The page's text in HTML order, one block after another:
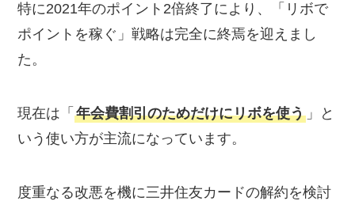
特に2021年のポイント2倍終了により、「リボで
ポイントを稼ぐ」戦略は完全に終焉を迎えまし
た。
現在は「年会費割引のためだけにリボを使う 」と
いう使い方が主流になっています。
度重なる改悪を機に三井住友カードの解約を検討